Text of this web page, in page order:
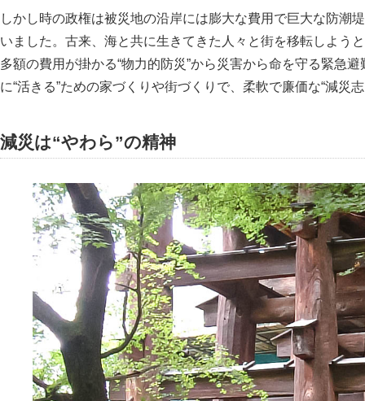
しかし時の政権は被災地の沿岸には膨大な費用で巨大な防潮
いました。古来、海と共に生きてきた人々と街を移転しよう
多額の費用が掛かる“物力的防災”から災害から命を守る緊急
に“活きる”ための家づくりや街づくりで、柔軟で廉価な“減災
減災は“やわら”の精神